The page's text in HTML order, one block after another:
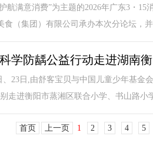
航满意消费”为主题的2026年广东3・
食（集团）有限公司承办本次分论坛，
学防龋公益行动走进湖南
23日,由舒客宝贝与中国儿童少年基金
走进衡阳市蒸湘区联合小学、书山路小
首页 上一页 1 2 3 4 5